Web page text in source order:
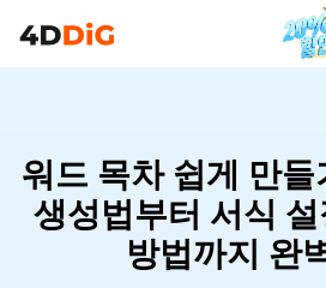
워드 목차 쉽게 만
생성법부터 서식
방법까지 완